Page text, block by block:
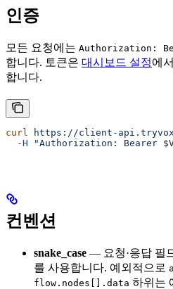
인증
모든 요청에는 Authorization:
합니다. 토큰은 대시보드 설정에
합니다.
curl https://client-
  -H
"Authorization: Bearer
컨벤션
snake_case — 요청·응답 필
를 사용합니다. 예외적으로
flow.nodes[].data 하위는